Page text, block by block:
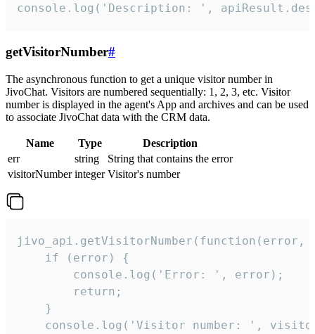
console.log('Description: ',
getVisitorNumber#
The asynchronous function to get a unique visitor number in
JivoChat. Visitors are numbered sequentially: 1, 2, 3, etc. Visitor
number is displayed in the agent's App and archives and can be used
to associate JivoChat data with the CRM data.
Name Type
Description
err
string
String that contains the error
visitorNumber integer Visitor's number
jivo_api.getVisitorNumber(function(error,
    if (error) {
        console.log('Error: ', error);
        return;
    }
console.log('Visitor number: ',